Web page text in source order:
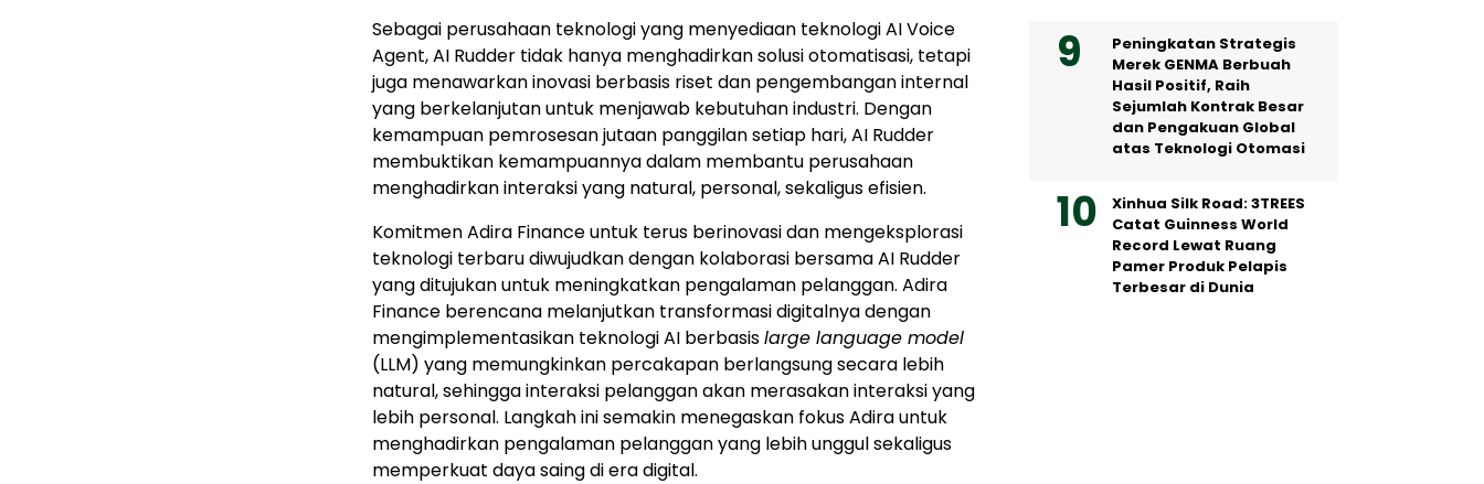
Sebagai perusahaan teknologi yang menyediaan teknologi AI Voice
Agent, AI Rudder tidak hanya menghadirkan solusi otomatisasi, tetapi
juga menawarkan inovasi berbasis riset dan pengembangan internal
yang berkelanjutan untuk menjawab kebutuhan industri. Dengan
kemampuan pemrosesan jutaan panggilan setiap hari, AI Rudder
membuktikan kemampuannya dalam membantu perusahaan
menghadirkan interaksi yang natural, personal, sekaligus efisien.
Komitmen Adira Finance untuk terus berinovasi dan mengeksplorasi
teknologi terbaru diwujudkan dengan kolaborasi bersama AI Rudder
yang ditujukan untuk meningkatkan pengalaman pelanggan. Adira
Finance berencana melanjutkan transformasi digitalnya dengan
mengimplementasikan teknologi AI berbasislarge language model
(LLM) yang memungkinkan percakapan berlangsung secara lebih
natural, sehingga interaksi pelanggan akan merasakan interaksi yang
lebih personal. Langkah ini semakin menegaskan fokus Adira untuk
menghadirkan pengalaman pelanggan yang lebih unggul sekaligus
memperkuat daya saing di era digital.
Peningkatan Strategis
Merek GENMA Berbuah
Hasil Positif, Raih
Sejumlah Kontrak Besar
dan Pengakuan Global
atas Teknologi Otomasi
Xinhua Silk Road: 3TREES
Catat Guinness World
Record Lewat Ruang
Pamer Produk Pelapis
Terbesar di Dunia